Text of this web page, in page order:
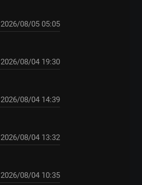
2026/08/05 05:05
2026/08/04 19:30
2026/08/04 14:39
2026/08/04 13:32
2026/08/04 10:35